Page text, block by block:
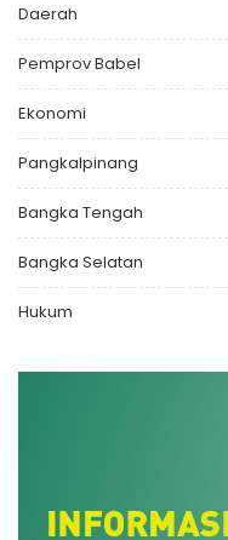
Daerah
Pemprov Babel
Ekonomi
Pangkalpinang
Bangka Tengah
Bangka Selatan
Hukum